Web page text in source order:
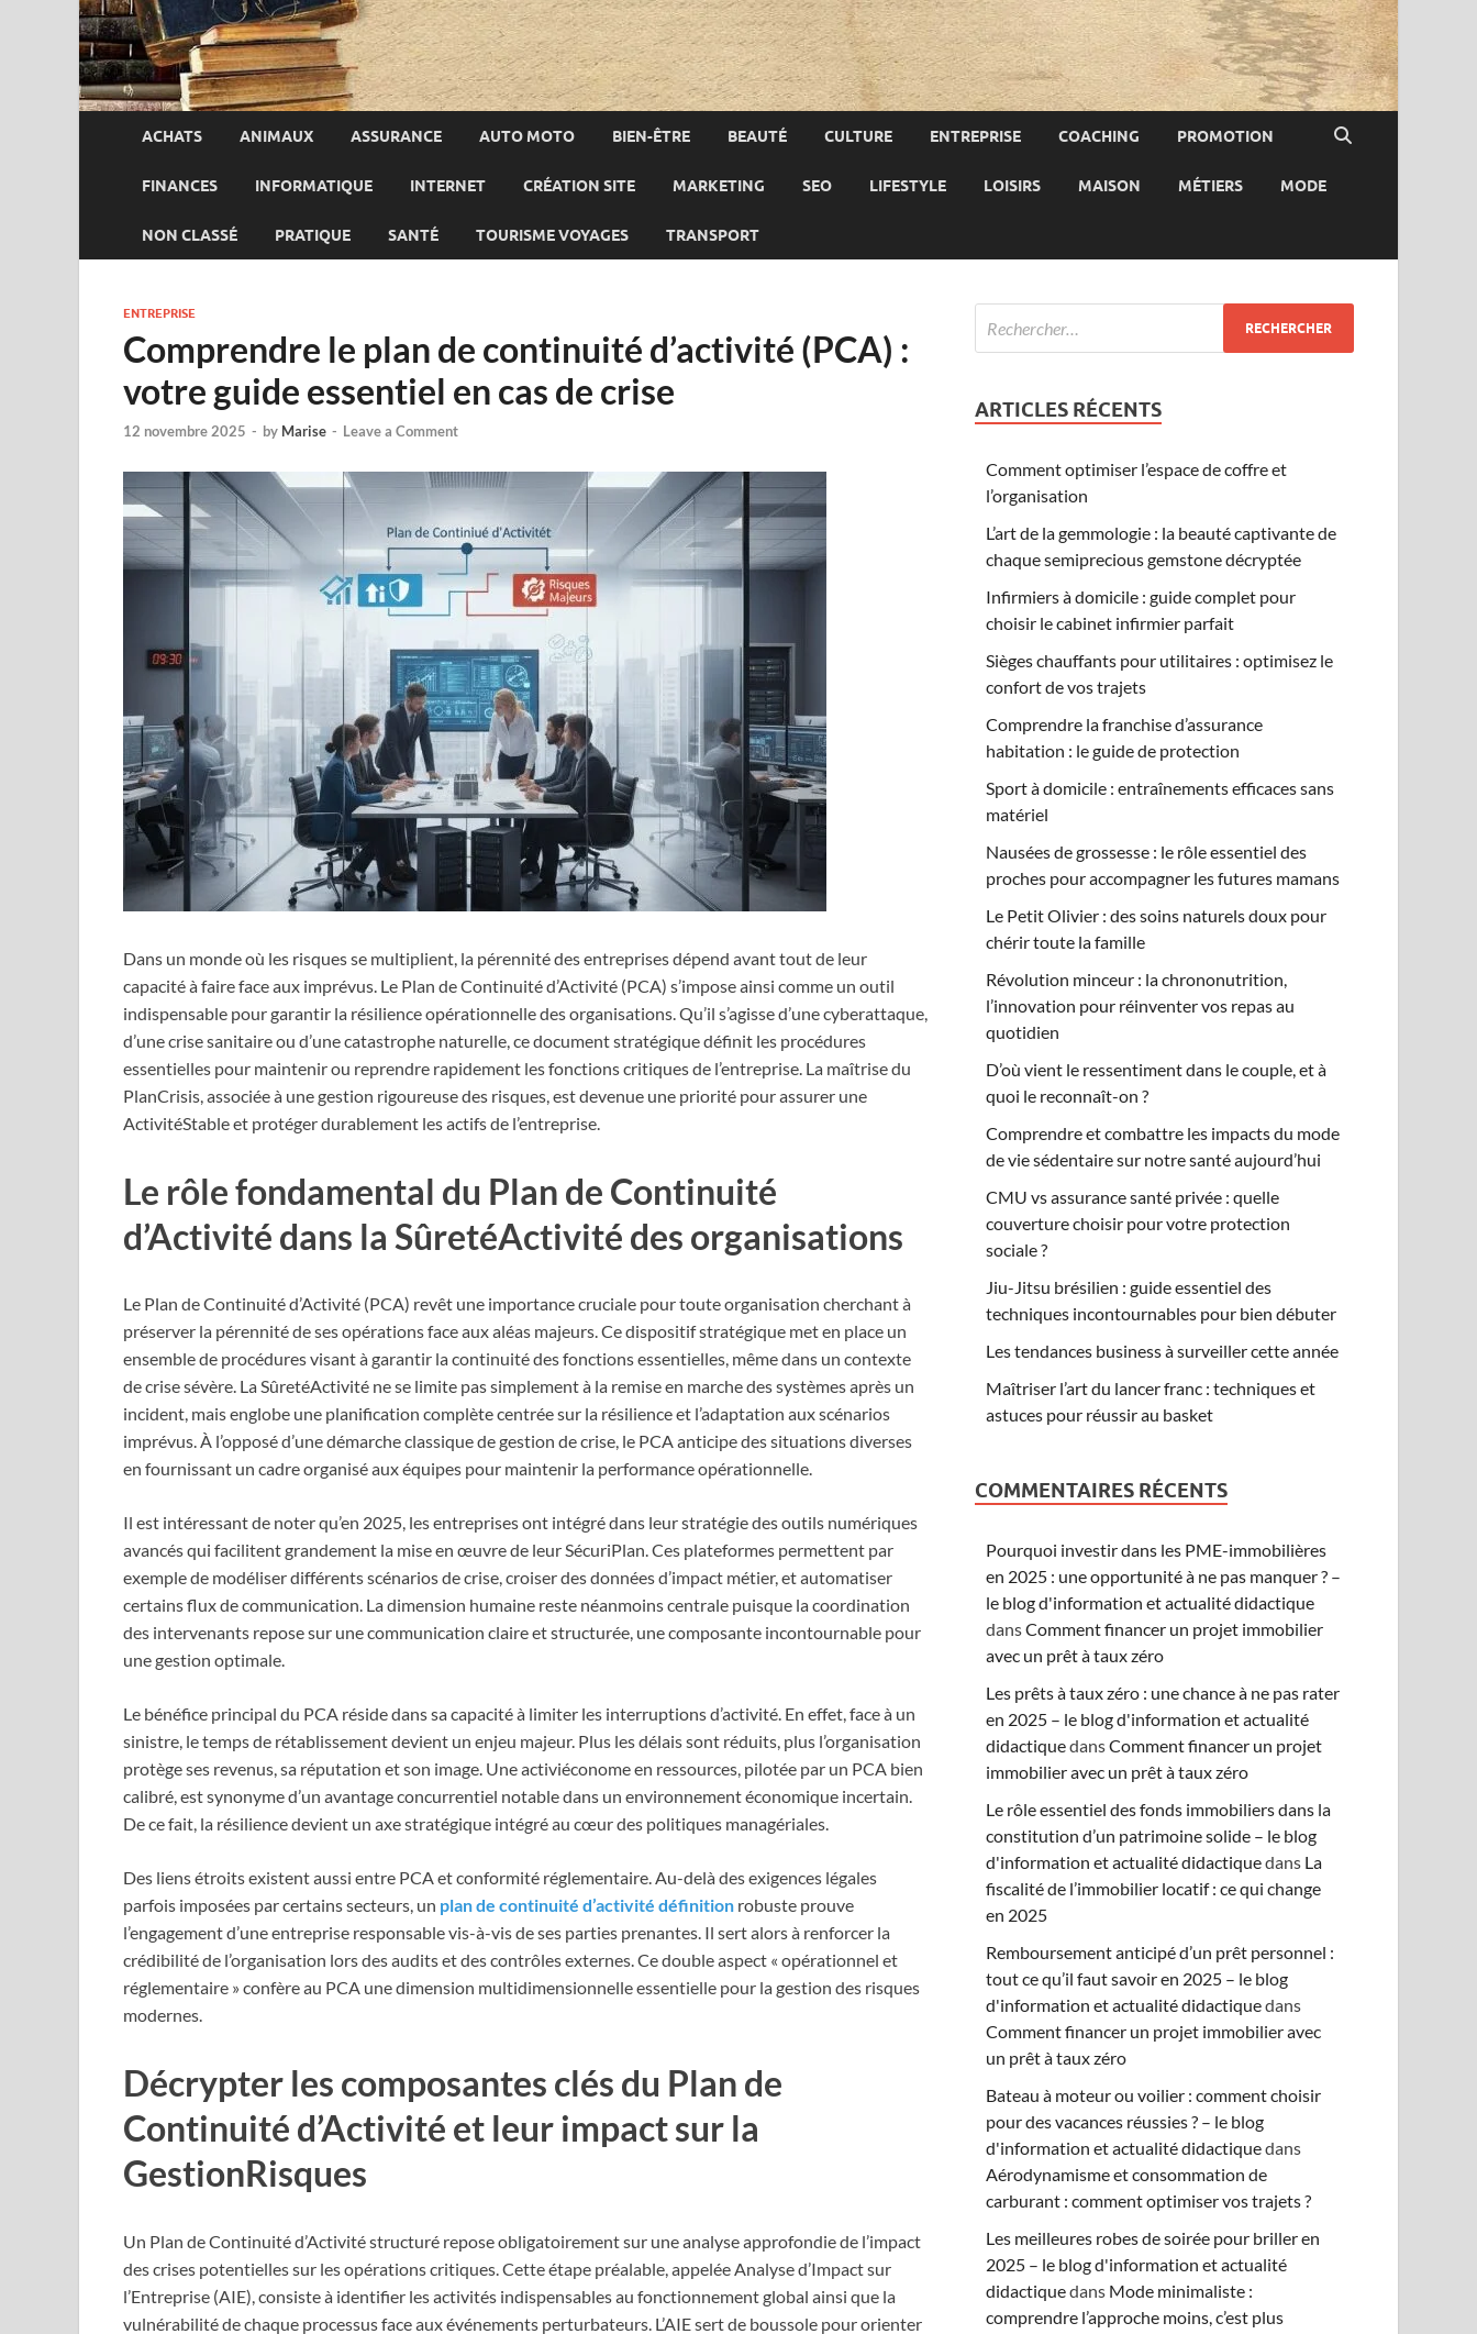
ACHATS ANIMAUX ASSURANCE AUTO MOTO BIEN-ÊTRE BEAUTÉ CULTURE ENTREPRISE COACHING PROMOTION
FINANCES INFORMATIQUE INTERNET CRÉATION SITE MARKETING SEO LIFESTYLE LOISIRS MAISON MÉTIERS MODE
NON CLASSÉ PRATIQUE SANTÉ TOURISME VOYAGES TRANSPORT
ENTREPRISE
Comprendre le plan de continuité d’activité (PCA) :
votre guide essentiel en cas de crise
12 novembre 2025 - by Marise - Leave a Comment
Dans un monde où les risques se multiplient, la pérennité des entreprises dépend avant tout de leur
capacité à faire face aux imprévus. Le Plan de Continuité d’Activité (PCA) s’impose ainsi comme un outil
indispensable pour garantir la résilience opérationnelle des organisations. Qu’il s’agisse d’une cyberattaque,
d’une crise sanitaire ou d’une catastrophe naturelle, ce document stratégique définit les procédures
essentielles pour maintenir ou reprendre rapidement les fonctions critiques de l’entreprise. La maîtrise du
PlanCrisis, associée à une gestion rigoureuse des risques, est devenue une priorité pour assurer une
ActivitéStable et protéger durablement les actifs de l’entreprise.
Le rôle fondamental du Plan de Continuité
d’Activité dans la SûretéActivité des organisations
Le Plan de Continuité d’Activité (PCA) revêt une importance cruciale pour toute organisation cherchant à
préserver la pérennité de ses opérations face aux aléas majeurs. Ce dispositif stratégique met en place un
ensemble de procédures visant à garantir la continuité des fonctions essentielles, même dans un contexte
de crise sévère. La SûretéActivité ne se limite pas simplement à la remise en marche des systèmes après un
incident, mais englobe une planification complète centrée sur la résilience et l’adaptation aux scénarios
imprévus. À l’opposé d’une démarche classique de gestion de crise, le PCA anticipe des situations diverses
en fournissant un cadre organisé aux équipes pour maintenir la performance opérationnelle.
Il est intéressant de noter qu’en 2025, les entreprises ont intégré dans leur stratégie des outils numériques
avancés qui facilitent grandement la mise en œuvre de leur SécuriPlan. Ces plateformes permettent par
exemple de modéliser différents scénarios de crise, croiser des données d’impact métier, et automatiser
certains flux de communication. La dimension humaine reste néanmoins centrale puisque la coordination
des intervenants repose sur une communication claire et structurée, une composante incontournable pour
une gestion optimale.
Le bénéfice principal du PCA réside dans sa capacité à limiter les interruptions d’activité. En effet, face à un
sinistre, le temps de rétablissement devient un enjeu majeur. Plus les délais sont réduits, plus l’organisation
protège ses revenus, sa réputation et son image. Une activiéconome en ressources, pilotée par un PCA bien
calibré, est synonyme d’un avantage concurrentiel notable dans un environnement économique incertain.
De ce fait, la résilience devient un axe stratégique intégré au cœur des politiques managériales.
Des liens étroits existent aussi entre PCA et conformité réglementaire. Au-delà des exigences légales
parfois imposées par certains secteurs, un plan de continuité d’activité définition robuste prouve
l’engagement d’une entreprise responsable vis-à-vis de ses parties prenantes. Il sert alors à renforcer la
crédibilité de l’organisation lors des audits et des contrôles externes. Ce double aspect « opérationnel et
réglementaire » confère au PCA une dimension multidimensionnelle essentielle pour la gestion des risques
modernes.
Décrypter les composantes clés du Plan de
Continuité d’Activité et leur impact sur la
GestionRisques
Un Plan de Continuité d’Activité structuré repose obligatoirement sur une analyse approfondie de l’impact
des crises potentielles sur les opérations critiques. Cette étape préalable, appelée Analyse d’Impact sur
l’Entreprise (AIE), consiste à identifier les activités indispensables au fonctionnement global ainsi que la
vulnérabilité de chaque processus face aux événements perturbateurs. L’AIE sert de boussole pour orienter
ARTICLES RÉCENTS
Comment optimiser l’espace de coffre et
l’organisation
L’art de la gemmologie : la beauté captivante de
chaque semiprecious gemstone décryptée
Infirmiers à domicile : guide complet pour
choisir le cabinet infirmier parfait
Sièges chauffants pour utilitaires : optimisez le
confort de vos trajets
Comprendre la franchise d’assurance
habitation : le guide de protection
Sport à domicile : entraînements efficaces sans
matériel
Nausées de grossesse : le rôle essentiel des
proches pour accompagner les futures mamans
Le Petit Olivier : des soins naturels doux pour
chérir toute la famille
Révolution minceur : la chrononutrition,
l’innovation pour réinventer vos repas au
quotidien
D’où vient le ressentiment dans le couple, et à
quoi le reconnaît-on ?
Comprendre et combattre les impacts du mode
de vie sédentaire sur notre santé aujourd’hui
CMU vs assurance santé privée : quelle
couverture choisir pour votre protection
sociale ?
Jiu-Jitsu brésilien : guide essentiel des
techniques incontournables pour bien débuter
Les tendances business à surveiller cette année
Maîtriser l’art du lancer franc : techniques et
astuces pour réussir au basket
COMMENTAIRES RÉCENTS
Pourquoi investir dans les PME-immobilières
en 2025 : une opportunité à ne pas manquer ? –
le blog d'information et actualité didactique
dansComment financer un projet immobilier
avec un prêt à taux zéro
Les prêts à taux zéro : une chance à ne pas rater
en 2025 – le blog d'information et actualité
didactiquedansComment financer un projet
immobilier avec un prêt à taux zéro
Le rôle essentiel des fonds immobiliers dans la
constitution d’un patrimoine solide – le blog
d'information et actualité didactiquedans La
fiscalité de l’immobilier locatif : ce qui change
en 2025
Remboursement anticipé d’un prêt personnel :
tout ce qu’il faut savoir en 2025 – le blog
d'information et actualité didactiquedans
Comment financer un projet immobilier avec
un prêt à taux zéro
Bateau à moteur ou voilier : comment choisir
pour des vacances réussies ? – le blog
d'information et actualité didactiquedans
Aérodynamisme et consommation de
carburant : comment optimiser vos trajets ?
Les meilleures robes de soirée pour briller en
2025 – le blog d'information et actualité
didactiquedans Mode minimaliste :
comprendre l’approche moins, c’est plus